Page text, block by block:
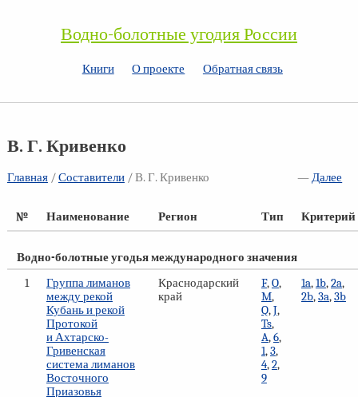
Водно-болотные угодия России
Книги О проекте Обратная связь
В. Г. Кривенко
Главная/ —Далее
Составители/ В. Г. Кривенко
№ Наименование Регион Тип Критерий
Водно-болотные угодья международного значения
1
Группа лиманов
между рекой
Кубань и рекой
Протокой
и Ахтарско-
Гривенская
система лиманов
Восточного
Приазовья
Краснодарский
край
F,O,
M,
Q,J,
Ts,
A,6,
1,3,
4,2,
9
1a,1b,2a,
2b,3a,3b